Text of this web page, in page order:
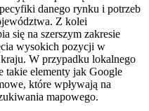
danego rynku i potrzeb
Z kolei
się na szerszym zakresie
wysokich pozycji w
W przypadku lokalnego
takie elementy jak Google
które wpływają na
mapowego.